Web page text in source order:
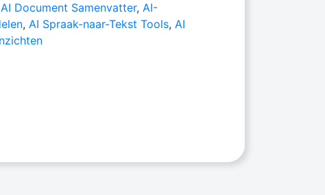
AI Document Samenvatter,AI-
,AI Spraak-naar-Tekst Tools,AI